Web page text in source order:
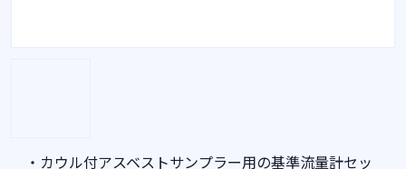
・カウル付アスベストサンプラー用の基準流量計セッ